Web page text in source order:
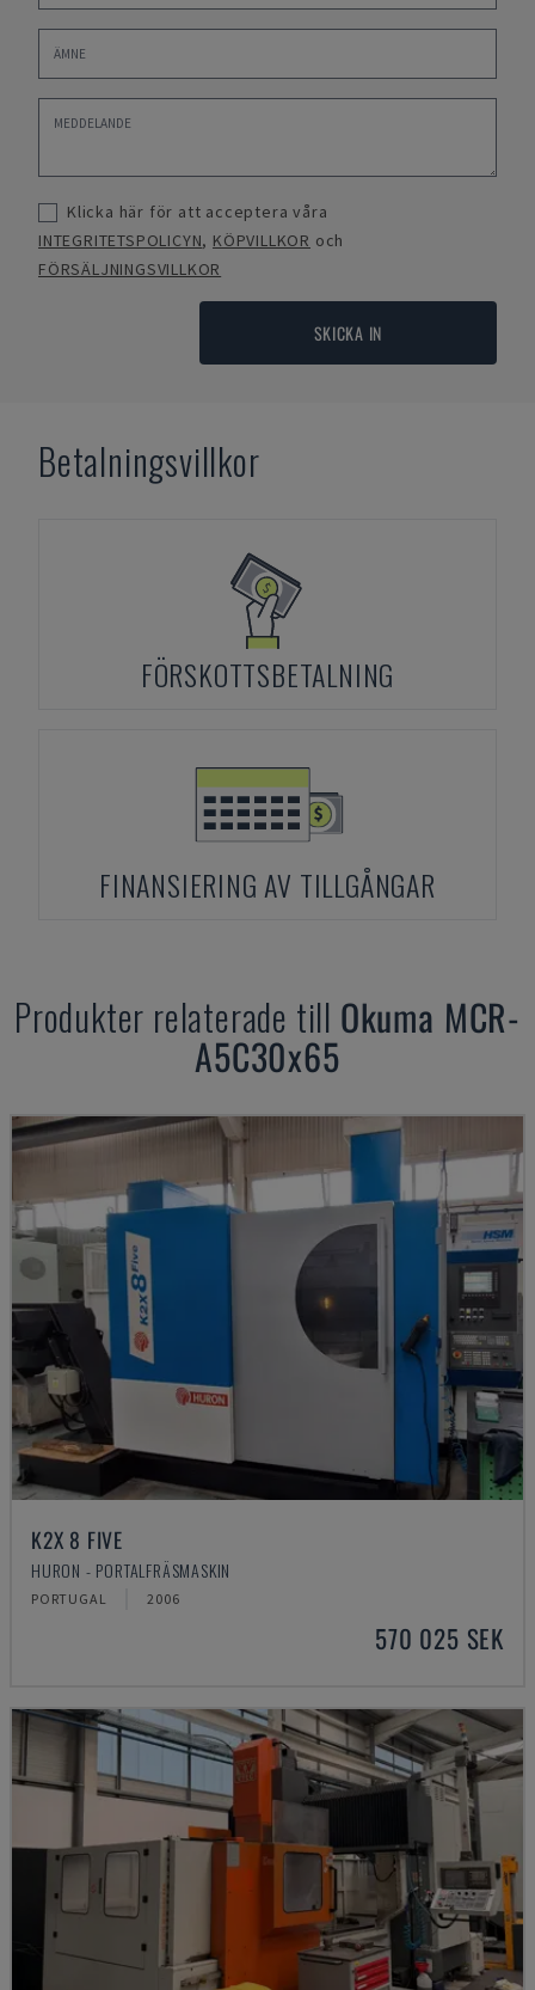
Klicka här för att acceptera våra
INTEGRITETSPOLICYN, KÖPVILLKOR och
FÖRSÄLJNINGSVILLKOR
SKICKA IN
Betalningsvillkor
FÖRSKOTTSBETALNING
FINANSIERING AV TILLGÅNGAR
Produkter relaterade till Okuma MCR-
A5C30x65
K2X 8 FIVE
HURON - PORTALFRÄSMASKIN
PORTUGAL 2006
570 025 SEK